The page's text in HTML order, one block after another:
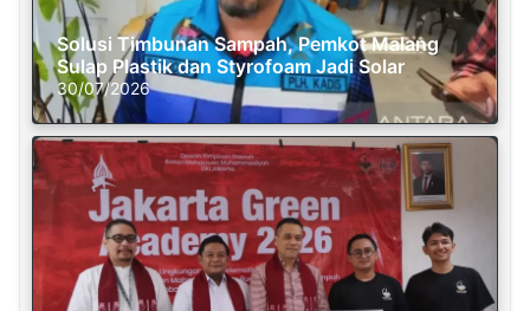
Solusi Timbunan Sampah, Pemkot Malang
Sulap Plastik dan Styrofoam Jadi Solar
30/07/2026